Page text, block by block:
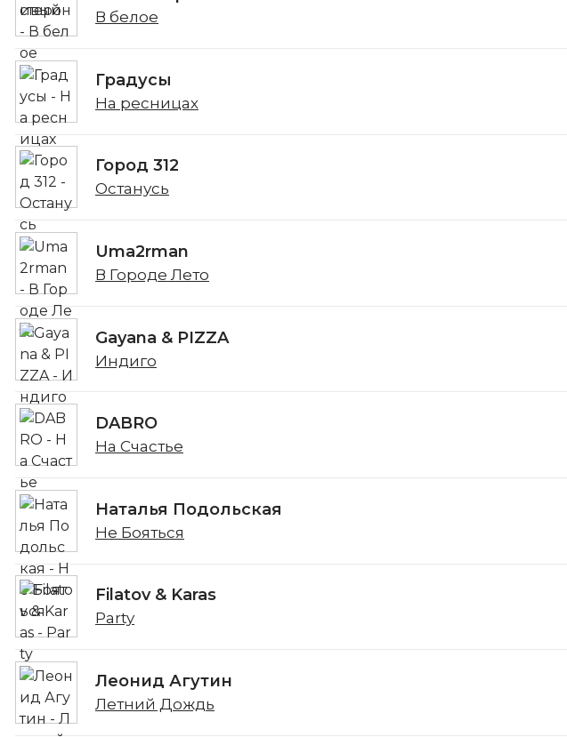
В белое
Градусы
На ресницах
Город 312
Останусь
Uma2rman
В Городе Лето
Gayana & PIZZA
Индиго
DABRO
На Счастье
Наталья Подольская
Не Бояться
Filatov & Karas
Party
Леонид Агутин
Летний Дождь